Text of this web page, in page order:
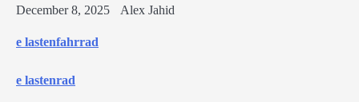
December 8, 2025 Alex Jahid
e lastenfahrrad
e lastenrad